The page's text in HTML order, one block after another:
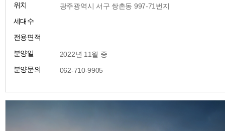
위치
​ 광주광역시 서구 쌍촌동 997-71번지
세대수
전용면적
분양일
​ 2022년 11월 중
분양문의
​ 062-710-9905